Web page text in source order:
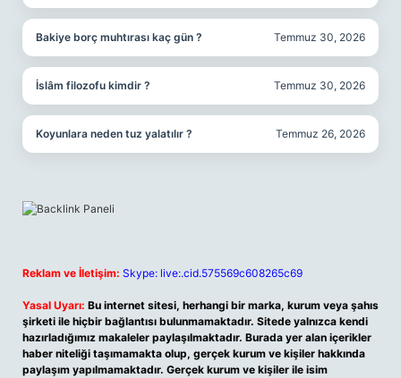
Bakiye borç muhtırası kaç gün ? Temmuz 30, 2026
İslâm filozofu kimdir ? Temmuz 30, 2026
Koyunlara neden tuz yalatılır ? Temmuz 26, 2026
Reklam ve İletişim: Skype: live:.cid.575569c608265c69
Yasal Uyarı: Bu internet sitesi, herhangi bir marka, kurum veya şahıs
şirketi ile hiçbir bağlantısı bulunmamaktadır. Sitede yalnızca kendi
hazırladığımız makaleler paylaşılmaktadır. Burada yer alan içerikler
haber niteliği taşımamakta olup, gerçek kurum ve kişiler hakkında
paylaşım yapılmamaktadır. Gerçek kurum ve kişiler ile isim